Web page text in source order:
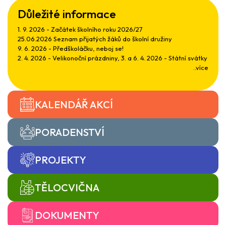
Důležité informace
1. 9. 2026 - Začátek školního roku 2026/27
25.06.2026 Seznam přijatých žáků do školní družiny
9. 6. 2026 - Předškoláčku, neboj se!
2. 4. 2026 - Velikonoční prázdniny, 3. a 6. 4. 2026 - Státní svátky
..více
KALENDÁŘ AKCÍ
PORADENSTVÍ
PROJEKTY
TĚLOCVIČNA
DOKUMENTY